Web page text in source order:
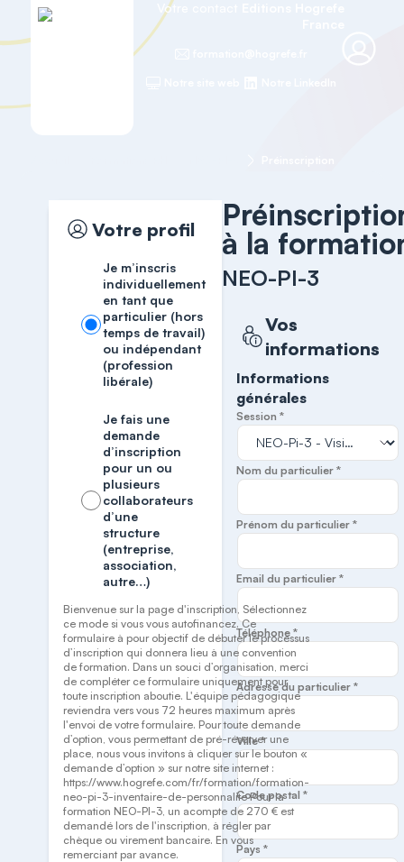
Votre contact
Votre profil
Je m’inscris
individuellement
en tant que
particulier (hors
temps de travail)
ou indépendant
(profession
libérale)
Je fais une
demande
d’inscription
pour un ou
plusieurs
collaborateurs
d’une
structure
(entreprise,
association,
autre…)
Bienvenue sur la page d'inscription, Sélectionnez
ce mode si vous vous autofinancez. Ce
formulaire à pour objectif de débuter le processus
d’inscription qui donnera lieu à une convention
de formation. Dans un souci d’organisation, merci
de compléter ce formulaire uniquement pour
toute inscription aboutie. L'équipe pédagogique
reviendra vers vous 72 heures maximum après
l'envoi de votre formulaire. Pour toute demande
d’option, vous permettant de pré-réserver une
place, nous vous invitons à cliquer sur le bouton «
demande d’option » sur notre site internet :
https://www.hogrefe.com/fr/formation/formation-
neo-pi-3-inventaire-de-personnalite Pour la
formation NEO-PI-3, un acompte de 270 € est
demandé lors de l'inscription, à régler par
chèque ou virement bancaire. En vous
remerciant par avance.
à la
NEO-PI-3
Vos
informations
Informations
générales
Session *
Nom du particulier *
Prénom du particulier *
Email du particulier *
Téléphone *
Adresse du particulier *
Ville *
Code postal *
Pays *